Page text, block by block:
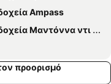
Ampass
Μαντόννα ντι Καμπίλιο
προορισμό